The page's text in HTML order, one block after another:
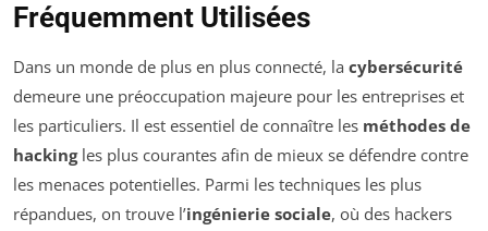
Fréquemment Utilisées
Dans un monde de plus en plus connecté, la cybersécurité
demeure une préoccupation majeure pour les entreprises et
les particuliers. Il est essentiel de connaître les méthodes de
hackingles plus courantes afin de mieux se défendre contre
les menaces potentielles. Parmi les techniques les plus
répandues, on trouve l’ingénierie sociale, où des hackers